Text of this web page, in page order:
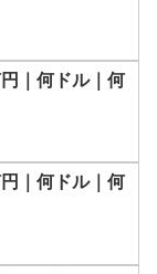
｜何ドル｜何
｜何ドル｜何